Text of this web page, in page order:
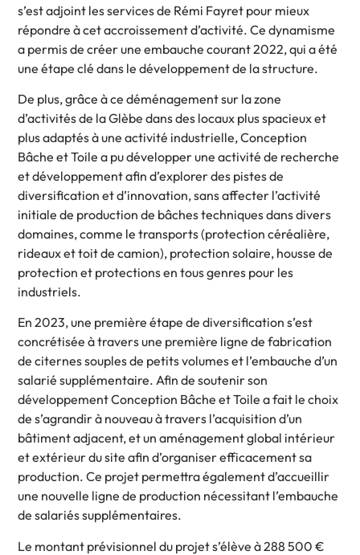
s’est adjoint les services de Rémi Fayret pour mieux
répondre à cet accroissement d’activité. Ce dynamisme
a permis de créer une embauche courant 2022, qui a été
une étape clé dans le développement de la structure.
De plus, grâce à ce déménagement sur la zone
d’activités de la Glèbe dans des locaux plus spacieux et
plus adaptés à une activité industrielle, Conception
Bâche et Toile a pu développer une activité de recherche
et développement afin d’explorer des pistes de
diversification et d’innovation, sans affecter l’activité
initiale de production de bâches techniques dans divers
domaines, comme le transports (protection céréalière,
rideaux et toit de camion), protection solaire, housse de
protection et protections en tous genres pour les
industriels.
En 2023, une première étape de diversification s’est
concrétisée à travers une première ligne de fabrication
de citernes souples de petits volumes et l’embauche d’un
salarié supplémentaire. Afin de soutenir son
développement Conception Bâche et Toile a fait le choix
de s’agrandir à nouveau à travers l’acquisition d’un
bâtiment adjacent, et un aménagement global intérieur
et extérieur du site afin d’organiser efficacement sa
production. Ce projet permettra également d’accueillir
une nouvelle ligne de production nécessitant l’embauche
de salariés supplémentaires.
Le montant prévisionnel du projet s’élève à 288 500 €